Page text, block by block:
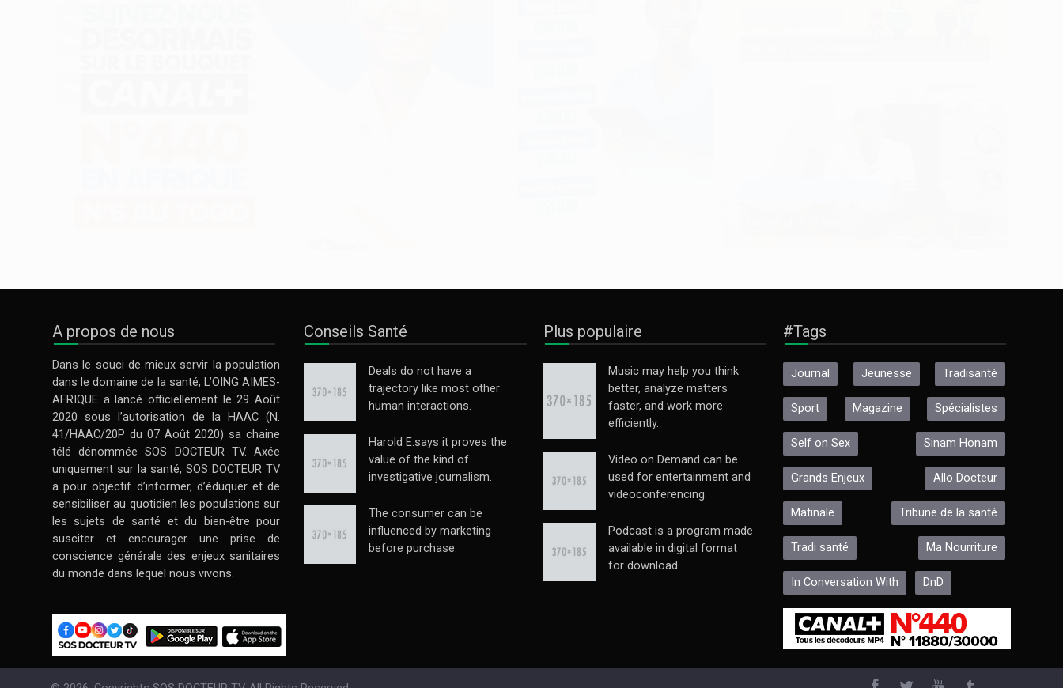
A propos de nous
Dans le souci de mieux servir la population
dans le domaine de la santé, L’OING AIMES-
AFRIQUE a lancé officiellement le 29 Août
2020 sous l’autorisation de la HAAC (N.
41/HAAC/20P du 07 Août 2020) sa chaine
télé dénommée SOS DOCTEUR TV. Axée
uniquement sur la santé, SOS DOCTEUR TV
a pour objectif d’informer, d’éduquer et de
sensibiliser au quotidien les populations sur
les sujets de santé et du bien-être pour
susciter et encourager une prise de
conscience générale des enjeux sanitaires
du monde dans lequel nous vivons.
Conseils Santé
Deals do not have a
trajectory like most other
human interactions.
Harold E.says it proves the
value of the kind of
investigative journalism.
The consumer can be
influenced by marketing
before purchase.
Plus populaire
Music may help you think
better, analyze matters
faster, and work more
efficiently.
Video on Demand can be
used for entertainment and
videoconferencing.
Podcast is a program made
available in digital format
for download.
#Tags
Journal Jeunesse Tradisanté
Sport Magazine Spécialistes
Self on Sex Sinam Honam
Grands Enjeux Allo Docteur
Matinale Tribune de la santé
Tradi santé Ma Nourriture
In Conversation With DnD